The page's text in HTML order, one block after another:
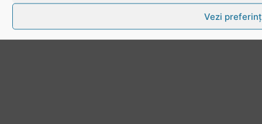
Vezi